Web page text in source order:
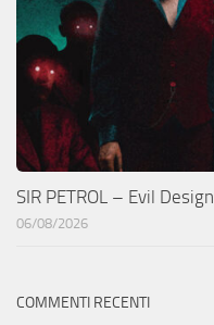
SIR PETROL – Evil Design
06/08/2026
COMMENTI RECENTI